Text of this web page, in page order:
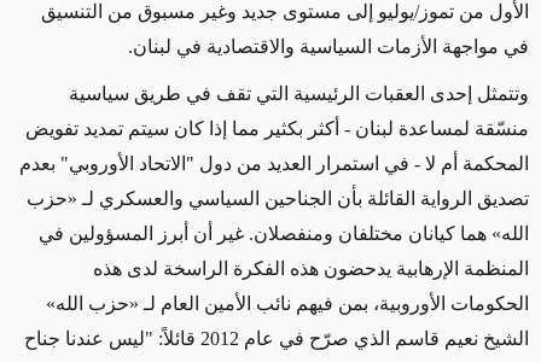
الأول من تموز/يوليو إلى مستوى جديد وغير مسبوق من التنسيق
في مواجهة الأزمات السياسية والاقتصادية في لبنان.
وتتمثل إحدى العقبات الرئيسية التي تقف في طريق سياسية
منسّقة لمساعدة لبنان - أكثر بكثير مما إذا كان سيتم تمديد تفويض
المحكمة أم لا - في استمرار العديد من دول "الاتحاد الأوروبي" بعدم
تصديق الرواية القائلة بأن الجناحين السياسي والعسكري لـ «حزب
الله» هما كيانان مختلفان ومنفصلان. غير أن أبرز المسؤولين في
المنظمة الإرهابية يدحضون هذه الفكرة الراسخة لدى هذه
الحكومات الأوروبية، بمن فيهم نائب الأمين العام لـ «حزب الله»
الشيخ نعيم قاسم الذي صرّح في عام
2012 قائلاً: "ليس عندنا جناح